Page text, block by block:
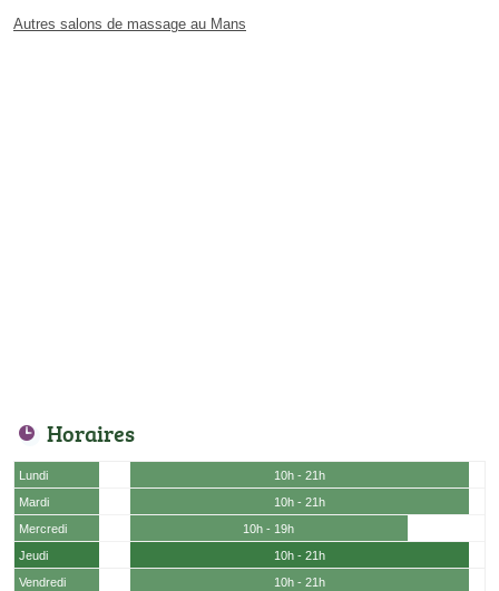
Autres salons de massage au Mans
Horaires
Lundi
10h - 21h
Mardi
10h - 21h
Mercredi
10h - 19h
Jeudi
10h - 21h
Vendredi
10h - 21h